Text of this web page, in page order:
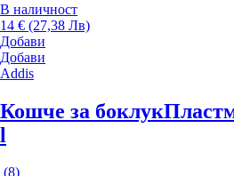
В наличност
14 € (27,38 Лв)
Добави
Добави
Addis
Кошче за боклук
l
(8)